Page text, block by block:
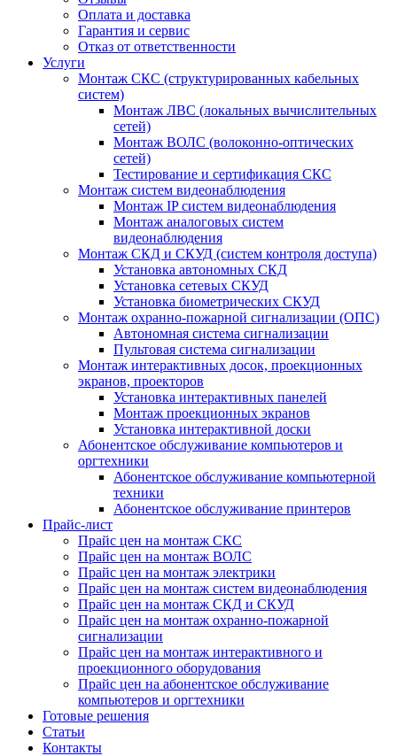
Оплата и доставка
Гарантия и сервис
Отказ от ответственности
Услуги
Монтаж СКС (структурированных кабельных
систем)
Монтаж ЛВС (локальных вычислительных
сетей)
Монтаж ВОЛС (волоконно-оптических
сетей)
Тестирование и сертификация СКС
Монтаж систем видеонаблюдения
Монтаж IP систем видеонаблюдения
Монтаж аналоговых систем
видеонаблюдения
Монтаж СКД и СКУД (систем контроля доступа)
Установка автономных СКД
Установка сетевых СКУД
Установка биометрических СКУД
Монтаж охранно-пожарной сигнализации (ОПС)
Автономная система сигнализации
Пультовая система сигнализации
Монтаж интерактивных досок, проекционных
экранов, проекторов
Установка интерактивных панелей
Монтаж проекционных экранов
Установка интерактивной доски
Абонентское обслуживание компьютеров и
оргтехники
Абонентское обслуживание компьютерной
техники
Абонентское обслуживание принтеров
Прайс-лист
Прайс цен на монтаж СКС
Прайс цен на монтаж ВОЛС
Прайс цен на монтаж электрики
Прайс цен на монтаж систем видеонаблюдения
Прайс цен на монтаж СКД и СКУД
Прайс цен на монтаж охранно-пожарной
сигнализации
Прайс цен на монтаж интерактивного и
проекционного оборудования
Прайс цен на абонентское обслуживание
компьютеров и оргтехники
Готовые решения
Статьи
Контакты